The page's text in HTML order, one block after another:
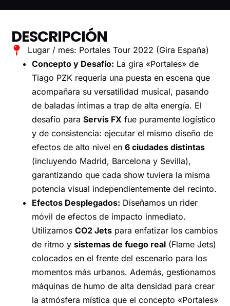
DESCRIPCIÓN
Lugar / mes: Portales Tour 2022 (Gira España)
Concepto y Desafío: La gira «Portales» de
Tiago PZK requería una puesta en escena que
acompañara su versatilidad musical, pasando
de baladas íntimas a trap de alta energía. El
desafío paraServis FX fue puramente logístico
y de consistencia: ejecutar el mismo diseño de
efectos de alto nivel en6 ciudades distintas
(incluyendo Madrid, Barcelona y Sevilla),
garantizando que cada show tuviera la misma
potencia visual independientemente del recinto.
Efectos Desplegados: Diseñamos un rider
móvil de efectos de impacto inmediato.
UtilizamosCO2 Jets para enfatizar los cambios
de ritmo ysistemas de fuego real (Flame Jets)
colocados en el frente del escenario para los
momentos más urbanos. Además, gestionamos
máquinas de humo de alta densidad para crear
la atmósfera mística que el concepto «Portales»